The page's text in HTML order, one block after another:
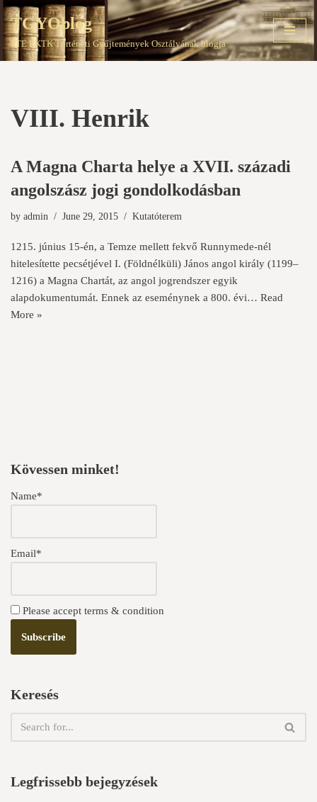
Skip
to
TGYOblog
PTE EKTK Történeti Gyűjtemények Osztályának blogja
VIII. Henrik
A Magna Charta helye a XVII. századi
angolszász jogi gondolkodásban
by admin June 29, 2015 Kutatóterem
1215. június 15-én, a Temze mellett fekvő Runnymede-nél
hitelesítette pecsétjével I. (Földnélküli) János angol király (1199–
1216) a Magna Chartát, az angol jogrendszer egyik
alapdokumentumát. Ennek az eseménynek a 800. évi… Read
More »
Kövessen minket!
Name*
Email*
Please accept terms & condition
Keresés
Legfrissebb bejegyzések